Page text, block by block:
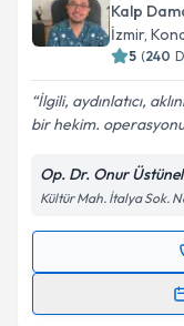
Kalp
İzmir,
5 (240
İlgili, aydınlatıcı,
bir hekim.
Op. Dr. Onur
Kültür Mah. İtalya Sok.
Randevu